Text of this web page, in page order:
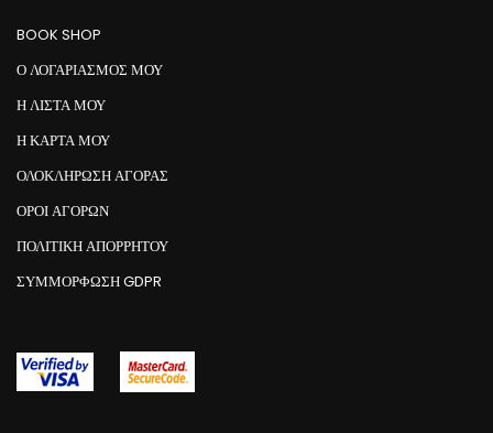
BOOK SHOP
Ο ΛΟΓΑΡΙΑΣΜΟΣ ΜΟΥ
Η ΛΙΣΤΑ ΜΟΥ
Η ΚΑΡΤΑ ΜΟΥ
ΟΛΟΚΛΗΡΩΣΗ ΑΓΟΡΑΣ
ΟΡΟΙ ΑΓΟΡΩΝ
ΠΟΛΙΤΙΚΗ ΑΠΟΡΡΗΤΟΥ
ΣΥΜΜΌΡΦΩΣΗ GDPR